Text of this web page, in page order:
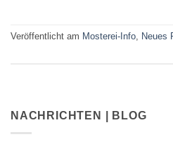
Veröffentlicht am Mosterei-Info, Neues
NACHRICHTEN | BLOG